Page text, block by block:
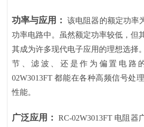
功率与应用： 该电阻器的额定功率
功率电路中。虽然额定功率较低，但
其成为许多现代电子应用的理想选择
节、滤波、还是作为偏置电路
02W3013FT 都能在各种高频信号处
性能。
广泛应用：
RC-02W3013FT 电阻器